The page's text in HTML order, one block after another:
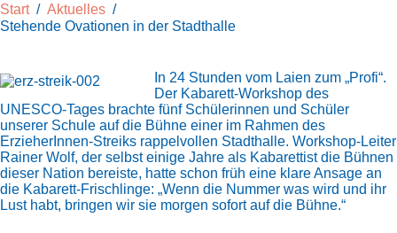
Start / Aktuelles /
Stehende Ovationen in der Stadthalle
In 24 Stunden vom Laien zum „Profi“.
Der Kabarett-Workshop des
UNESCO-Tages brachte fünf Schülerinnen und Schüler
unserer Schule auf die Bühne einer im Rahmen des
ErzieherInnen-Streiks rappelvollen Stadthalle. Workshop-Leiter
Rainer Wolf, der selbst einige Jahre als Kabarettist die Bühnen
dieser Nation bereiste, hatte schon früh eine klare Ansage an
die Kabarett-Frischlinge: „Wenn die Nummer was wird und ihr
Lust habt, bringen wir sie morgen sofort auf die Bühne.“